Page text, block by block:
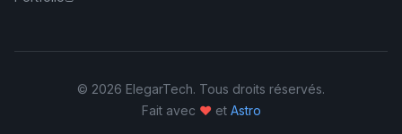
© 2026 ElegarTech. Tous droits réservés.
Fait avec ♥et Astro